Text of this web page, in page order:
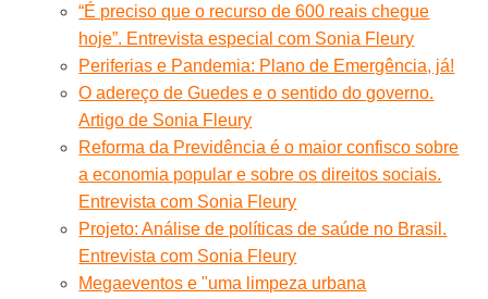
“É preciso que o recurso de 600 reais chegue
hoje”. Entrevista especial com Sonia Fleury
Periferias e Pandemia: Plano de Emergência, já!
O adereço de Guedes e o sentido do governo.
Artigo de Sonia Fleury
Reforma da Previdência é o maior confisco sobre
a economia popular e sobre os direitos sociais.
Entrevista com Sonia Fleury
Projeto: Análise de políticas de saúde no Brasil.
Entrevista com Sonia Fleury
Megaeventos e "uma limpeza urbana